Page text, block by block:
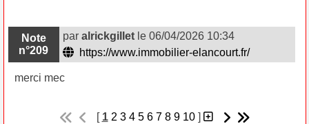
Note
n°209
par alrickgilletle 06/04/2026 10:34
https://www.immobilier-elancourt.fr/
merci mec
[ 1 2 3 4 5 6 7 8 9 10]